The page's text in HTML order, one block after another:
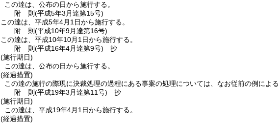
この達は、公布の日から施行する。
附 則(平成5年3月達第15号)
この達は、平成5年4月1日から施行する。
附 則(平成10年9月達第16号)
この達は、平成10年10月1日から施行する。
附 則(平成16年4月達第9号) 抄
(施行期日)
この達は、公布の日から施行する。
(経過措置)
この達の施行の際現に決裁処理の過程にある事案の処理については、なお従前の例による
附 則(平成19年3月達第11号) 抄
(施行期日)
この達は、平成19年4月1日から施行する。
(経過措置)